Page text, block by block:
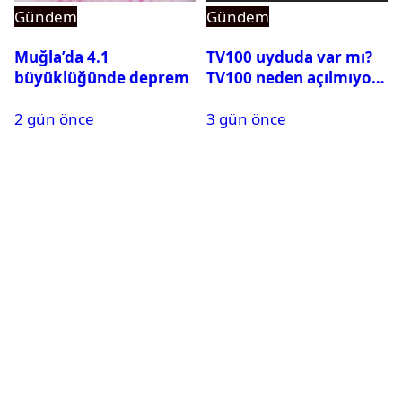
Gündem
Muğla’da 4.1
büyüklüğünde deprem
2 gün önce
Gündem
TV100 uyduda var mı?
TV100 neden açılmıyor?
3 gün önce